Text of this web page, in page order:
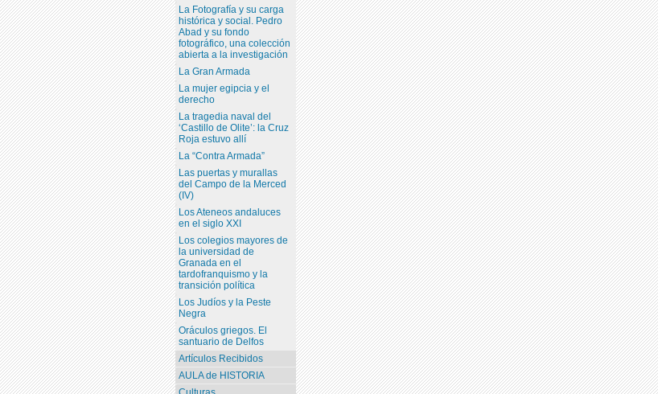
La Fotografía y su carga
histórica y social. Pedro
Abad y su fondo
fotográfico, una colección
abierta a la investigación
La Gran Armada
La mujer egipcia y el
derecho
La tragedia naval del
‘Castillo de Olite’: la Cruz
Roja estuvo allí
La “Contra Armada”
Las puertas y murallas
del Campo de la Merced
(IV)
Los Ateneos andaluces
en el siglo XXI
Los colegios mayores de
la universidad de
Granada en el
tardofranquismo y la
transición política
Los Judíos y la Peste
Negra
Oráculos griegos. El
santuario de Delfos
Artículos Recibidos
AULA de HISTORIA